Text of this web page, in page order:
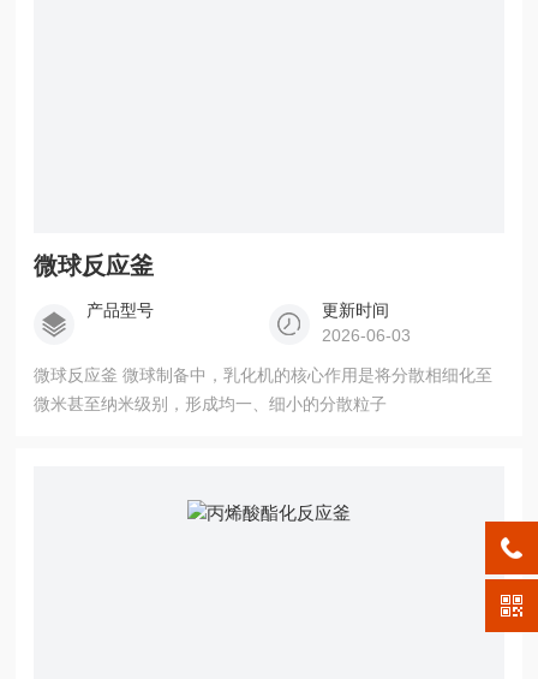
微球反应釜
产品型号
更新时间
2026-06-03
微球反应釜 微球制备中，乳化机的核心作用是将分散相细化至
微米甚至纳米级别，形成均一、细小的分散粒子